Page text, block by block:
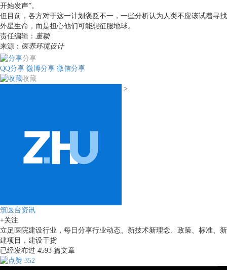
开始发声”。
但目前，各方对于这一计划褒贬不一，一些分析认为人类不应该试着寻找
外星生命，而是担心他们可能想征服地球。
责任编辑： 董颖
来源： 医养环境设计
分享
QQ分享 微博分享 微信分享
收藏
>
筑医台资讯
+关注
立足医院建设行业，每日分享行业动态、新技术新理念、政策、标准、新
建项目，建设干货
已经发布过 4593 篇文章
352